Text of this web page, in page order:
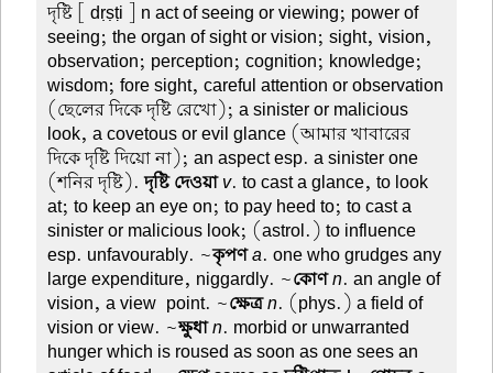
দৃষ্টি [ dṛṣṭi ] n act of seeing or viewing; power of
seeing; the organ of sight or vision; sight, vision,
observation; perception; cognition; knowledge;
wisdom; fore sight, careful attention or observation
(ছেলের দিকে দৃষ্টি রেখো); a sinister or malicious
look, a covetous or evil glance (আমার খাবারের
দিকে দৃষ্টি দিয়ো না); an aspect esp. a sinister one
(শনির দৃষ্টি).দৃষ্টি দেওয়া v. to cast a glance, to look
at; to keep an eye on; to pay heed to; to cast a
sinister or malicious look; (astrol.) to influence
esp. unfavourably. ~কৃপণa. one who grudges any
large expenditure, niggardly. ~কোণn. an angle of
vision, a view-point. ~ক্ষেত্রn. (phys.) a field of
vision or view. ~ক্ষুধাn. morbid or unwarranted
hunger which is roused as soon as one sees an